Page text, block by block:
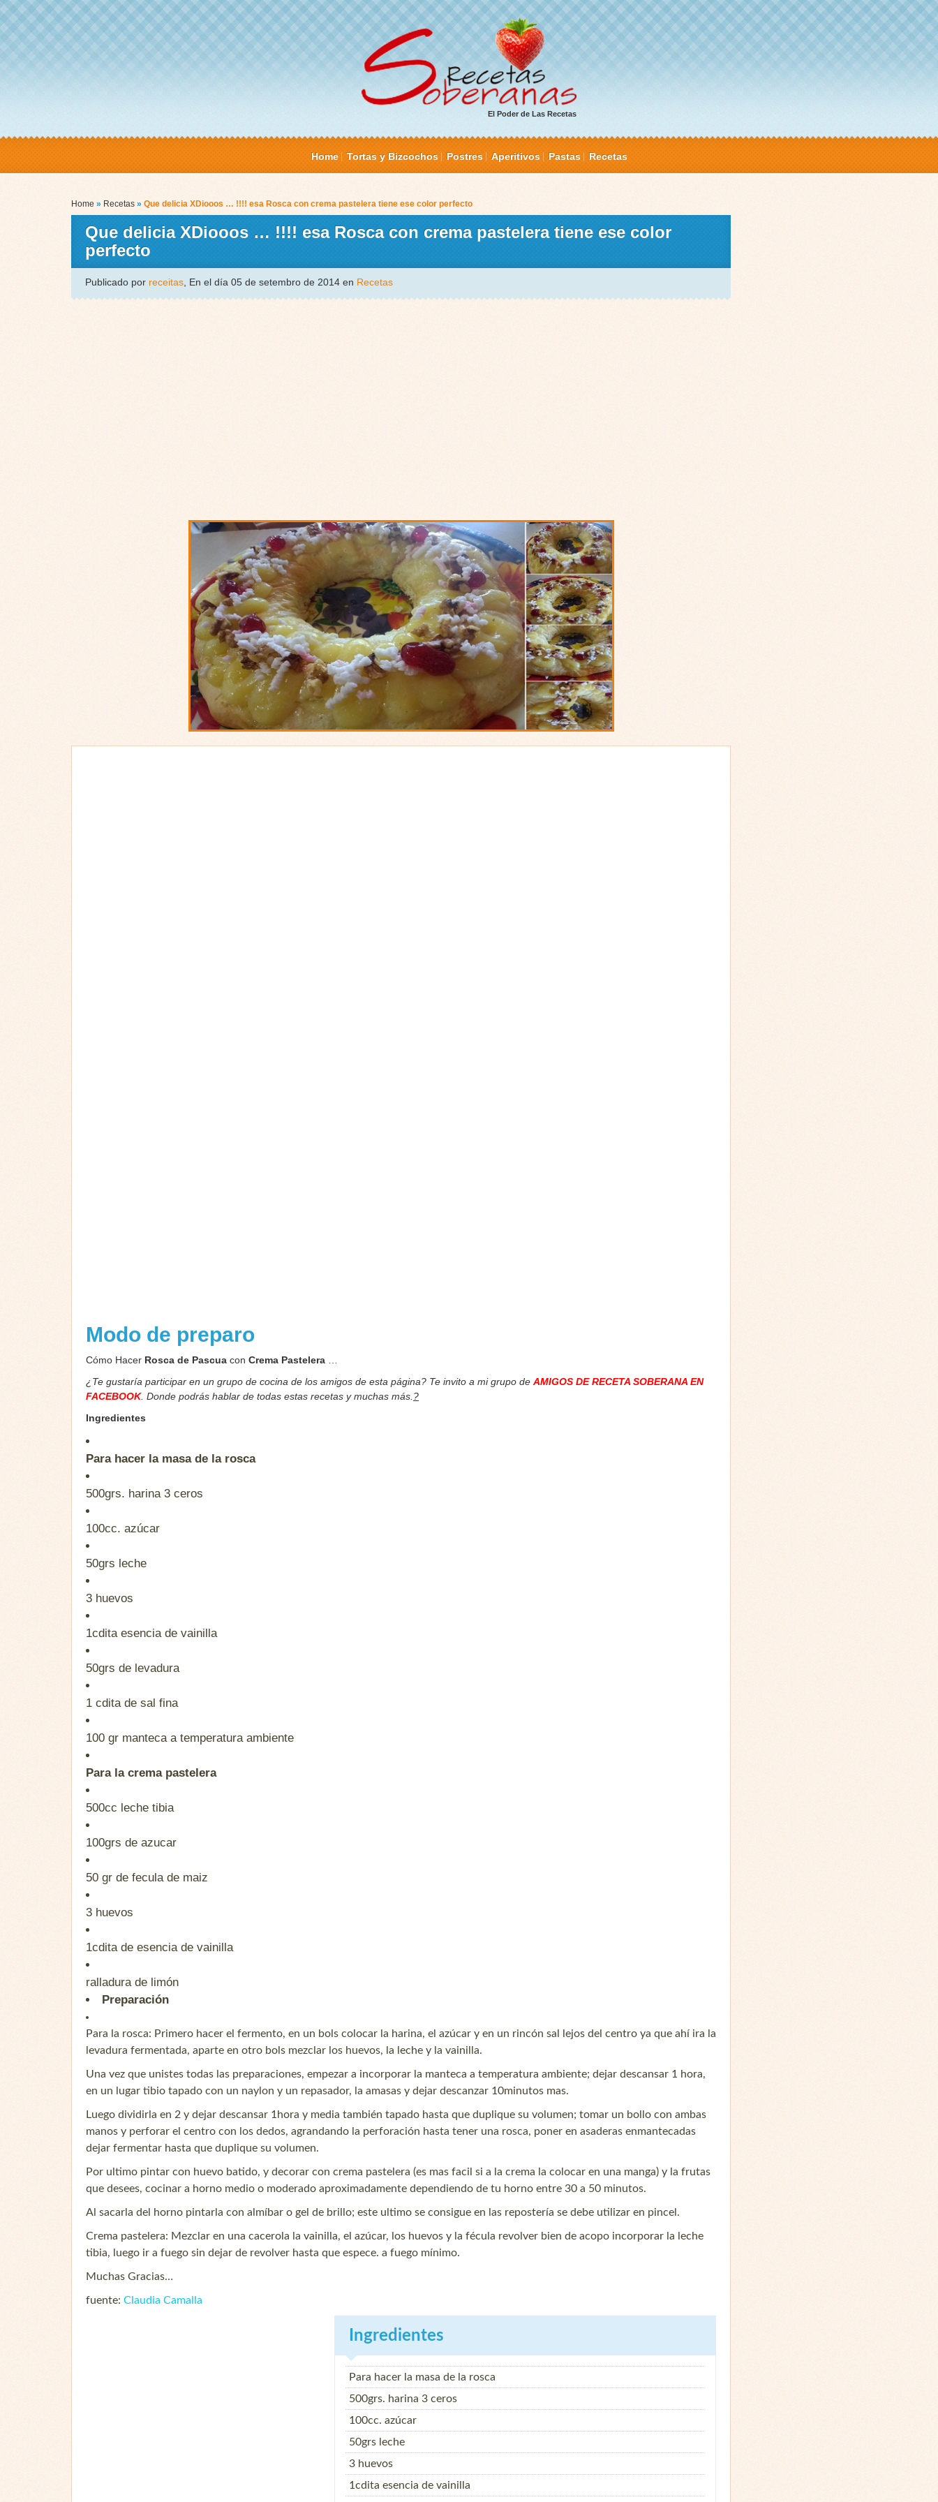
El Poder de Las Recetas
Home Tortas y Bizcochos Postres Aperitivos Pastas Recetas
Home » Recetas » Que delicia XDiooos … !!!! esa Rosca con crema pastelera tiene ese color perfecto
Que delicia XDiooos … !!!! esa Rosca con crema pastelera tiene ese color
perfecto
Publicado por receitas , En el día 05 de setembro de 2014 en Recetas
Modo de preparo
Cómo Hacer Rosca de Pascua con Crema Pastelera
¿Te gustaría participar en un grupo de cocina de los amigos de esta página? Te invito a mi grupo de AMIGOS DE RECETA SOBERANA EN
FACEBOOK. Donde podrás hablar de todas estas recetas y muchas más. ?
Ingredientes
Para hacer la masa de la rosca
500grs. harina 3 ceros
100cc. azúcar
50grs leche
3 huevos
1cdita esencia de vainilla
50grs de levadura
1 cditade sal fina
100 gr manteca a temperatura ambiente
Para la crema pastelera
500cc leche tibia
100grs de azucar
50 gr de fecula de maiz
3 huevos
1cdita de esencia de vainilla
ralladura de limón
Preparación
Para la rosca: Primero hacer el fermento, en un bols colocar la harina, el azúcar y en un rincón sal lejos del centro ya que ahí ira la
levadura fermentada, aparte en otro bols mezclar los huevos, la leche y la vainilla.
Una vez que unistes todas las preparaciones, empezar a incorporar la manteca a temperatura ambiente; dejar descansar 1 hora,
en un lugar tibio tapado con un naylon y un repasador, la amasas y dejar descanzar 10minutos mas.
Luego dividirla en 2 y dejar descansar 1hora y media también tapado hasta que duplique su volumen; tomar un bollo con ambas
manos y perforar el centro con los dedos, agrandando la perforación hasta tener una rosca, poner en asaderas enmantecadas
dejar fermentar hasta que duplique su volumen.
Por ultimo pintar con huevo batido, y decorar con crema pastelera (es mas facil si a la crema la colocar en una manga) y la frutas
que desees, cocinar a horno medio o moderado aproximadamente dependiendo de tu horno entre 30 a 50 minutos.
Al sacarla del horno pintarla con almíbar o gel de brillo; este ultimo se consigue en las repostería se debe utilizar en pincel.
Crema pastelera: Mezclar en una cacerola la vainilla, el azúcar, los huevos y la fécula revolver bien de acopo incorporar la leche
tibia, luego ir a fuego sin dejar de revolver hasta que espece. a fuego mínimo.
Muchas Gracias…
fuente: Claudia Camalla
Ingredientes
Para hacer la masa de la rosca
500grs. harina 3 ceros
100cc. azúcar
50grs leche
3 huevos
1cdita esencia de vainilla